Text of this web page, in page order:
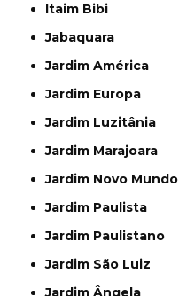
Itaim Bibi
Jabaquara
Jardim América
Jardim Europa
Jardim Luzitânia
Jardim Marajoara
Jardim Novo Mundo
Jardim Paulista
Jardim Paulistano
Jardim São Luiz
Jardim Ângela